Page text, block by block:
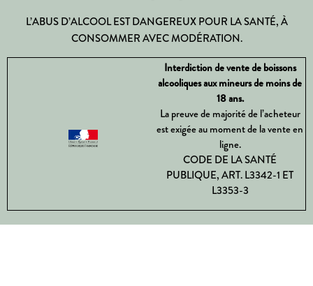
L’ABUS D’ALCOOL EST DANGEREUX POUR LA SANTÉ, À
CONSOMMER AVEC MODÉRATION.
Interdiction de vente de boissons
alcooliques aux mineurs de moins de
18 ans.
La preuve de majorité de l’acheteur
est exigée au moment de la vente en
ligne.
CODE DE LA SANTÉ
PUBLIQUE, ART. L3342-1 ET
L3353-3